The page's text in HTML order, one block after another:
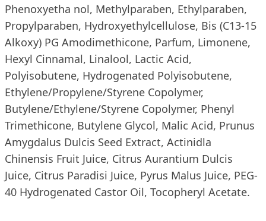
Phenoxyetha nol, Methylparaben, Ethylparaben,
Propylparaben, Hydroxyethylcellulose, Bis (C13-15
Alkoxy) PG Amodimethicone, Pаrfum, Limonene,
Hexyl Cinnamal, Linalool, Lactic Acid,
Polyisobutene, Hydrogenated Polyisobutene,
Ethylene/Propylene/Styrene Copolymer,
Butylene/Ethylene/Styrene Copolymer, Phenyl
Trimethicone, Butylene Glycol, Malic Acid, Prunus
Amygdalus Dulcis Seed Extract, Actinidla
Chinensis Fruit Juice, Citrus Aurantium Dulcis
Juice, Citrus Paradisi Juice, Pyrus Malus Juice, PEG-
40 Hydrogenated Castor Oil, Tocopheryl Acetate.